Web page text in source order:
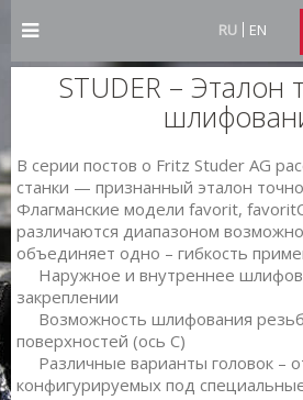
RU EN
STUDER – Эталон
В серии постов о Fritz Studer AG
станки — признанный эталон
Флагманские модели favorit,
различаются диапазоном
объединяет одно – гибкость
Наружное и внутреннее
закреплении
Возможность шлифования
поверхностей (ось C)
Различные варианты головок –
конфигурируемых под